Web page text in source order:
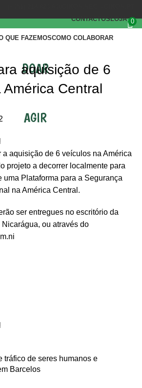
CONTACTOSLOJA 0
QUE FAZEMOSCOMO COLABORAR
DOAR
AGIR
aquisição de 6
Central
a aquisição de 6 veículos na América
projeto a decorrer localmente para
uma Plataforma para a Segurança
na América Central.
ser entregues no escritório da
ou através do
tráfico de seres humanos e
Barcelos